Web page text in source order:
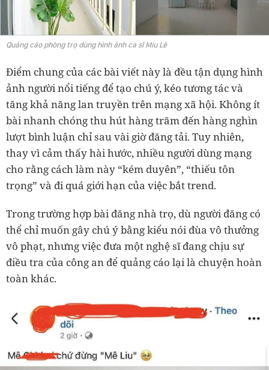
Quảng cáo phòng trọ dùng hình ảnh ca sĩ Miu Lê
Điểm chung của các bài viết này là đều tận dụng hình
ảnh người nổi tiếng để tạo chú ý, kéo tương tác và
tăng khả năng lan truyền trên mạng xã hội. Không ít
bài nhanh chóng thu hút hàng trăm đến hàng nghìn
lượt bình luận chỉ sau vài giờ đăng tải. Tuy nhiên,
thay vì cảm thấy hài hước, nhiều người dùng mạng
cho rằng cách làm này “kém duyên”, “thiếu tôn
trọng” và đi quá giới hạn của việc bắt trend.
Trong trường hợp bài đăng nhà trọ, dù người đăng có
thể chỉ muốn gây chú ý bằng kiểu nói đùa vô thưởng
vô phạt, nhưng việc đưa một nghệ sĩ đang chịu sự
điều tra của công an để quảng cáo lại là chuyện hoàn
toàn khác.